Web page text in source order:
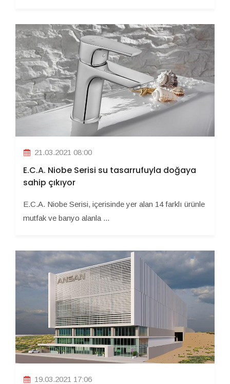
21.03.2021 08:00
E.C.A. Niobe Serisi su tasarrufuyla doğaya
sahip çıkıyor
E.C.A. Niobe Serisi, içerisinde yer alan 14 farklı ürünle
mutfak ve banyo alanla ...
19.03.2021 17:06